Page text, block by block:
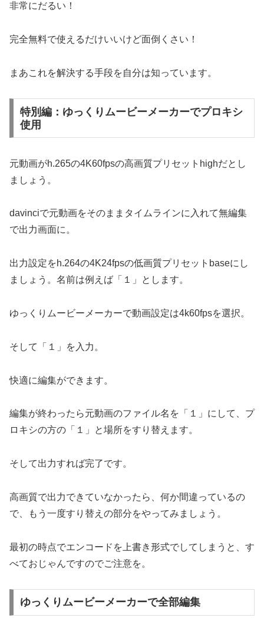
非常にだるい！
完全無料で使えるだけいいけど面倒くさい！
まあこれを解決する手段を自分は知っています。
特別編：ゆっくりムービーメーカーでプロキシ
使用
元動画がh.265の4K60fpsの高画質プリセットhighだとし
ましょう。
davinciで元動画をそのままタイムラインに入れて無編集
で出力画面に。
出力設定をh.264の4K24fpsの低画質プリセットbaseにし
ましょう。名前は例えば「１」とします。
ゆっくりムービーメーカーで動画設定は4k60fpsを選択。
そして「１」を入力。
快適に編集ができます。
編集が終わったら元動画のファイル名を「１」にして、プ
ロキシの方の「１」と場所をすり替えます。
そして出力すれば完了です。
高画質で出力できていなかったら、何か間違っているの
で、もう一度すり替えの部分をやってみましょう。
最初の時点でエンコードを上書き形式でしてしまうと、す
べておじゃんですのでご注意を。
ゆっくりムービーメーカーで全部編集